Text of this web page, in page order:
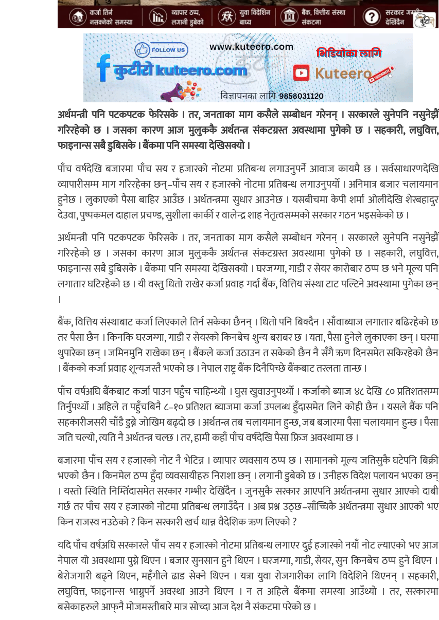
अर्थमन्त्री पनि पटकपटक फेरिसके । तर, जनताका माग कसैले सम्बोधन गरेनन् । सरकारले सुनेपनि नसुनेझैं
गरिरहेको छ । जसका कारण आज मुलुककै अर्थतन्त्र संकटग्रस्त अवस्थामा पुगेको छ । सहकारी, लघुवित्त,
फाइनान्स सबै डुबिसके । बैंकमा पनि समस्या देखिसक्यो ।
पाँच वर्षदेखि बजारमा पाँच सय र हजारको नोटमा प्रतिबन्ध लगाउनुपर्ने आवाज कायमै छ । सर्वसाधारणदेखि
व्यापारीसम्म माग गरिरहेका छन्‌–पाँच सय र हजारको नोटमा प्रतिबन्ध लगाउनुपर्यो । अनिमात्र बजार चलायमान
हुनेछ । लुकाएको पैसा बाहिर आउँछ । अर्थतन्त्रमा सुधार आउनेछ । यसबीचमा केपी शर्मा ओलीदेखि शेरबहादुर
देउवा, पुष्पकमल दाहाल प्रचण्ड, सुशीला कार्की र वालेन्द्र शाह नेतृत्वसम्मको सरकार गठन भइसकेको छ ।
अर्थमन्त्री पनि पटकपटक फेरिसके । तर, जनताका माग कसैले सम्बोधन गरेनन् । सरकारले सुनेपनि नसुनेझैं
गरिरहेको छ । जसका कारण आज मुलुककै अर्थतन्त्र संकटग्रस्त अवस्थामा पुगेको छ । सहकारी, लघुवित्त,
फाइनान्स सबै डुबिसके । बैंकमा पनि समस्या देखिसक्यो । घरजग्गा, गाडी र सेयर कारोबार ठप्प छ भने मूल्य पनि
लगातार घटिरहेको छ । यी वस्तु धितो राखेर कर्जा प्रवाह गर्दा बैंक, वित्तिय संस्था टाट पल्टिने अवस्थामा पुगेका छन्
।
बैंक, वित्तिय संस्थाबाट कर्जा लिएकाले तिर्न सकेका छैनन् । धितो पनि बिक्दैन । साँवाब्याज लगातार बढिरहेको छ
तर पैसा छैन । किनकि घरजग्गा, गाडी र सेयरको किनबेच शुन्य बराबर छ । यता, पैसा हुनेले लुकाएका छन् । घरमा
थुपारेका छन् । जमिनमुनि राखेका छन् । बैंकले कर्जा उठाउन त सकेको छैन नै सँगै ऋण दिनसमेत सकिरहेको छैन
। बैंकको कर्जा प्रवाह शून्यजस्तै भएको छ । नेपाल राष्ट्र बैंक दिनैपिच्छे बैंकबाट तरलता तान्छ ।
पाँच वर्षअघि बैंकबाट कर्जा पाउन पहुँच चाहिन्थ्यो । घुस खुवाउनुपर्थ्यो । कर्जाको ब्याज ४८ देखि ८० प्रतिशतसम्म
तिर्नुपर्थ्यो । अहिले त पहुँचबिनै ८–१० प्रतिशत ब्याजमा कर्जा उपलब्ध हुँदासमेत लिने कोही छैन । यसले बैंक पनि
सहकारीजसरी चाँडै डुब्ने जोखिम बढ्दो छ । अर्थतन्त्र तब चलायमान हुन्छ, जब बजारमा पैसा चलायमान हुन्छ । पैसा
जति चल्यो, त्यति नै अर्थतन्त्र चल्छ । तर, हामी कहाँ पाँच वर्षदेखि पैसा फ्रिज अवस्थामा छ ।
बजारमा पाँच सय र हजारको नोट नै भेटिन्न । व्यापार व्यवसाय ठप्प छ । सामानको मूल्य जतिसुकै घटेपनि बिक्री
भएको छैन । किनमेल ठप्प हुँदा व्यवसायीहरु निराशा छन् । लगानी डुबेको छ । उनीहरु विदेश पलायन भएका छन्
। यस्तो स्थिति निम्तिँदासमेत सरकार गम्भीर देखिँदैन । जुनसुकै सरकार आएपनि अर्थतन्त्रमा सुधार आएको दाबी
गर्छ तर पाँच सय र हजारको नोटमा प्रतिबन्ध लगाउँदैन । अब प्रश्न उठ्छ–साँच्चिकै अर्थतन्त्रमा सुधार आएको भए
किन राजस्व नउठेको ? किन सरकारी खर्च धान्न वैदेशिक ऋण लिएको ?
यदि पाँच वर्षअघि सरकारले पाँच सय र हजारको नोटमा प्रतिबन्ध लगाएर दुई हजारको नयाँ नोट ल्याएको भए आज
नेपाल यो अवस्थामा पुग्ने थिएन । बजार सुनसान हुने थिएन । घरजग्गा, गाडी, सेयर, सुन किनबेच ठप्प हुने थिएन ।
बेरोजगारी बढ्ने थिएन, महँगीले ढाड सेक्ने थिएन । यत्रा युवा रोजगारीका लागि विदेशिने थिएनन् । सहकारी,
लघुवित्त, फाइनान्स भाग्नुपर्ने अवस्था आउने थिएन । न त अहिले बैंकमा समस्या आउँथ्यो । तर, सरकारमा
बसेकाहरुले आफ्‌नै मोजमस्तीबारे मात्र सोच्दा आज देश नै संकटमा परेको छ ।